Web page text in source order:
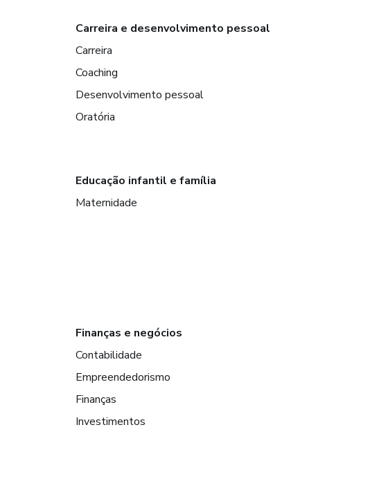
Carreira e desenvolvimento pessoal
Carreira
Coaching
Desenvolvimento pessoal
Oratória
Educação infantil e família
Maternidade
Finanças e negócios
Contabilidade
Empreendedorismo
Finanças
Investimentos